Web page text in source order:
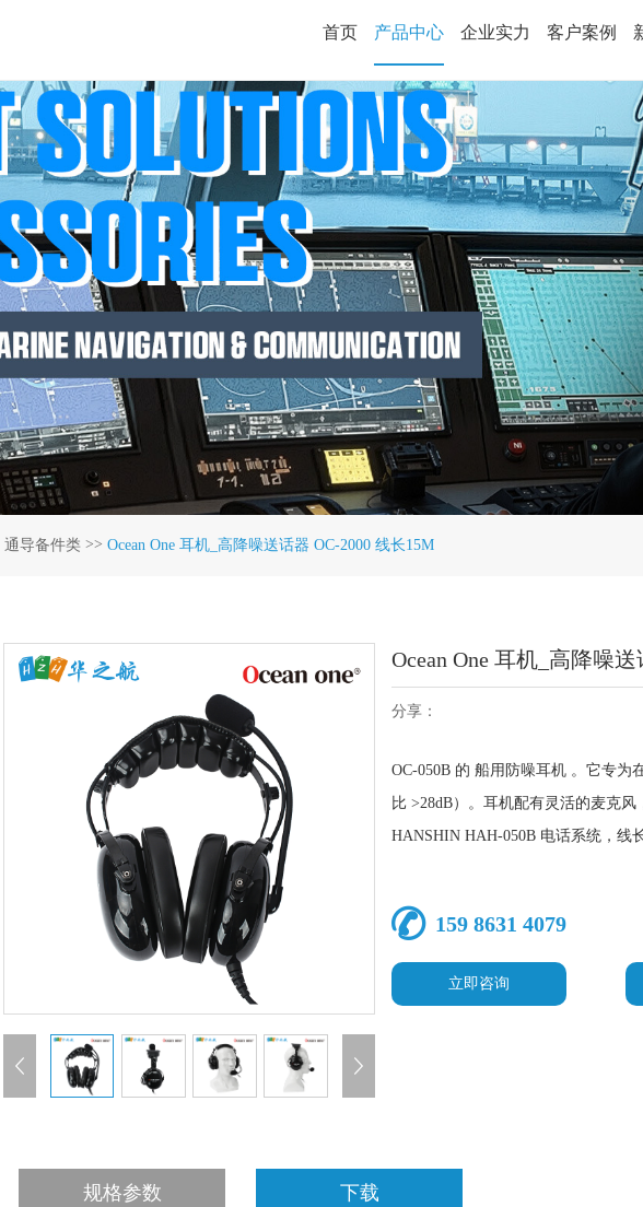
首页 产品中心 企业实力 客户案例
通导备件类 >> Ocean One 耳机_高降噪送话器 OC-2000 线长15M
Ocean One 耳机_高降噪
分享：
OC-050B 的 船用防噪耳机 。它专为
比 >28dB）。耳机配有灵活的麦克风
HANSHIN HAH-050B 电话系统，线
159 8631 4079
立即咨询
规格参数 下载